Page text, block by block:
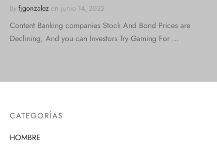
By fjgonzalez on junio 14, 2022
Content Banking companies Stock And Bond Prices are
Declining, And you can Investors Try Gaming For …
CATEGORÍAS
HOMBRE